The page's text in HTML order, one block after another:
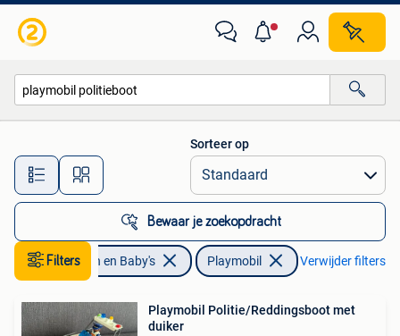
Alle afstanden…
Sorteer op
Bewaar je zoekopdracht
Filters
Kinderen en Baby's Playmobil Verwijder filters
Playmobil Politie/Reddingsboot met
duiker